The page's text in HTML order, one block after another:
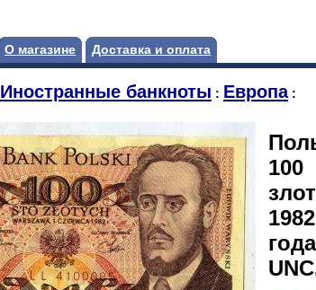
О магазине Доставка и оплата
Иностранные банкноты : Европа:
100
1982